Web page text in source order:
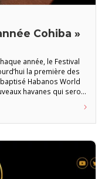
Cohiba »
année, le Festival
la première des
Habanos World
havanes qui seront
Cohiba » La marque